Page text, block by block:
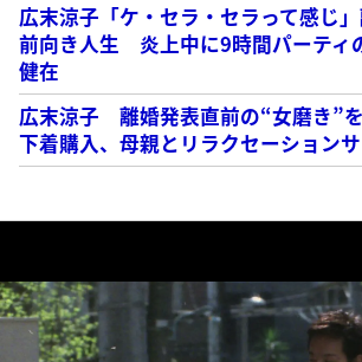
広末涼子「ケ・セラ・セラって感じ
前向き人生 炎上中に9時間パーティ
健在
広末涼子 離婚発表直前の“女磨き”
下着購入、母親とリラクセーション